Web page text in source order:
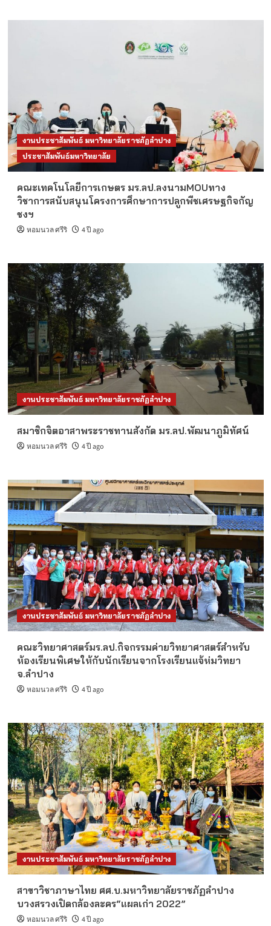
งานประชาสัมพันธ์ มหาวิทยาลัยราชภัฏลำปาง
ประชาสัมพันธ์มหาวิทยาลัย
คณะเทคโนโลยีการเกษตร มร.ลป.ลงนามMOUทาง
วิชาการสนับสนุนโครงการศึกษาการปลูกพืชเศรษฐกิจกัญ
ชงฯ
หอมนวล ศรีริ 4 ปี ago
งานประชาสัมพันธ์ มหาวิทยาลัยราชภัฏลำปาง
สมาชิกจิตอาสาพระราชทานสังกัด มร.ลป.พัฒนาภูมิทัศน์
หอมนวล ศรีริ 4 ปี ago
งานประชาสัมพันธ์ มหาวิทยาลัยราชภัฏลำปาง
คณะวิทยาศาสตร์มร.ลป.กิจกรรมค่ายวิทยาศาสตร์สำหรับ
ห้องเรียนพิเศษให้กับนักเรียนจากโรงเรียนแจ้ห่มวิทยา
จ.ลำปาง
หอมนวล ศรีริ 4 ปี ago
งานประชาสัมพันธ์ มหาวิทยาลัยราชภัฏลำปาง
สาขาวิชาภาษาไทย ศศ.บ.มหาวิทยาลัยราชภัฏลำปาง
บวงสรวงเปิดกล้องละคร“แผลเก่า 2022”
หอมนวล ศรีริ 4 ปี ago